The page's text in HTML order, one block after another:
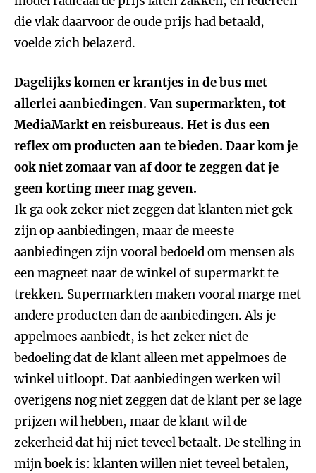
die vlak daarvoor de oude prijs had betaald,
voelde zich belazerd.
Dagelijks komen er krantjes in de bus met
allerlei aanbiedingen. Van supermarkten, tot
MediaMarkt en reisbureaus. Het is dus een
reflex om producten aan te bieden. Daar kom je
ook niet zomaar van af door te zeggen dat je
geen korting meer mag geven.
Ik ga ook zeker niet zeggen dat klanten niet gek
zijn op aanbiedingen, maar de meeste
aanbiedingen zijn vooral bedoeld om mensen als
een magneet naar de winkel of supermarkt te
trekken. Supermarkten maken vooral marge met
andere producten dan de aanbiedingen. Als je
appelmoes aanbiedt, is het zeker niet de
bedoeling dat de klant alleen met appelmoes de
winkel uitloopt. Dat aanbiedingen werken wil
overigens nog niet zeggen dat de klant per se lage
prijzen wil hebben, maar de klant wil de
zekerheid dat hij niet teveel betaalt. De stelling in
mijn boek is: klanten willen niet teveel betalen,